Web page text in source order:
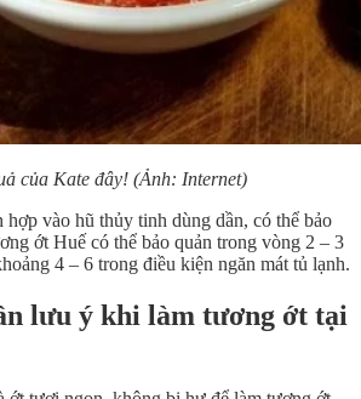
của Kate đây! (Ảnh: Internet)
hợp vào hũ thủy tinh dùng dần, có thể bảo
ớt Huế có thể bảo quản trong vòng 2 – 3
4 – 6 trong điều kiện ngăn mát tủ lạnh.
lưu ý khi làm tương ớt tại